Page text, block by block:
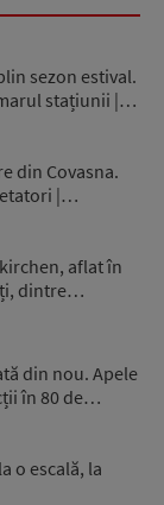
sezon estival.
stațiunii |…
din Covasna.
|…
aflat în
dintre…
din nou. Apele
în 80 de…
o escală, la